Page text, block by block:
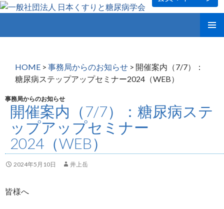
ス
キ
ッ
HOME > 事務局からのお知らせ > 開催案内（7/7）：
糖尿病ステップアップセミナー2024（WEB）
事務局からのお知らせ
開催案内（7/7）：糖尿病ステ
ップアップセミナー
2024（WEB）
2024年5月10日 井上岳
皆様へ